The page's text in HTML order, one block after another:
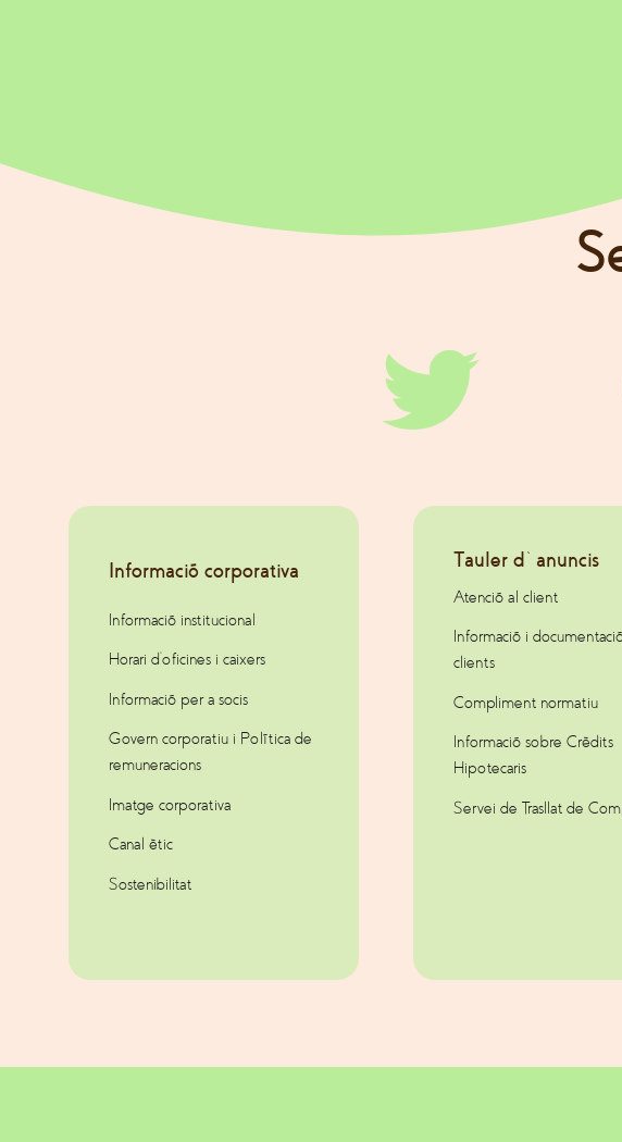
Informació corporativa
Informació institucional
Horari d’oficines i caixers
Informació per a socis
Govern corporatiu i Política de
remuneracions
Imatge corporativa
Canal ètic
Sostenibilitat
Tauler d’anuncis
Atenció al client
Informació i
clients
Compliment normatiu
Informació sobre Crèdits
Hipotecaris
Servei de Trasllat de